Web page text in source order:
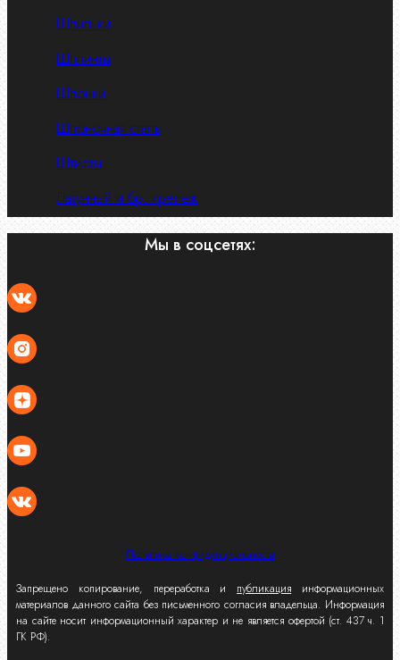
Шпильки
Шплинты
Шпонки
Шпоночная сталь
Штифты
Латунный и бр. крепеж
Мы в соцсетях:
Политика конфиденциальности
Запрещено копирование, переработка и публикация информационных
материалов данного сайта без письменного согласия владельца. Информация
на сайте носит информационный характер и не является офертой (ст. 437 ч. 1
ГК РФ).